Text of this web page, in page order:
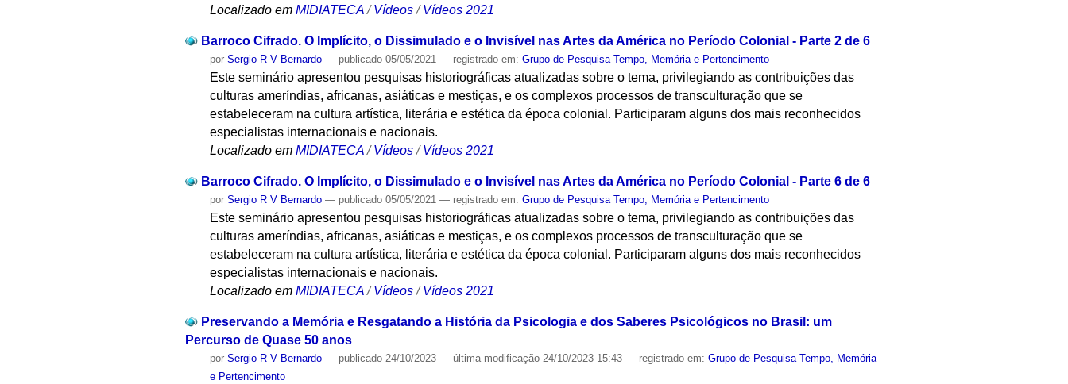
Localizado em MIDIATECA /Vídeos /Vídeos 2021
Barroco Cifrado. O Implícito, o Dissimulado e o Invisível nas Artes da América no Período Colonial - Parte 2 de 6
porSergio R V Bernardo — publicado 05/05/2021— registrado em:Grupo de Pesquisa Tempo, Memória e Pertencimento
Este seminário apresentou pesquisas historiográficas atualizadas sobre o tema, privilegiando as contribuições das
culturas ameríndias, africanas, asiáticas e mestiças, e os complexos processos de transculturação que se
estabeleceram na cultura artística, literária e estética da época colonial. Participaram alguns dos mais reconhecidos
especialistas internacionais e nacionais.
Localizado em MIDIATECA /Vídeos /Vídeos 2021
Barroco Cifrado. O Implícito, o Dissimulado e o Invisível nas Artes da América no Período Colonial - Parte 6 de 6
porSergio R V Bernardo — publicado 05/05/2021— registrado em:Grupo de Pesquisa Tempo, Memória e Pertencimento
Este seminário apresentou pesquisas historiográficas atualizadas sobre o tema, privilegiando as contribuições das
culturas ameríndias, africanas, asiáticas e mestiças, e os complexos processos de transculturação que se
estabeleceram na cultura artística, literária e estética da época colonial. Participaram alguns dos mais reconhecidos
especialistas internacionais e nacionais.
Localizado em MIDIATECA /Vídeos /Vídeos 2021
Preservando a Memória e Resgatando a História da Psicologia e dos Saberes Psicológicos no Brasil: um
Percurso de Quase 50 anos
porSergio R V Bernardo — publicado 24/10/2023— última modificação 24/10/2023 15:43— registrado em:Grupo de Pesquisa Tempo, Memória
e Pertencimento